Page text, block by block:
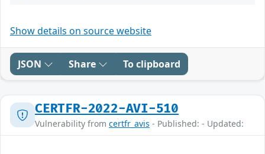
Show details on source website
JSON Share To clipboard
CERTFR-2022-AVI-510
Vulnerability from certfr_avis - Published: - Updated: